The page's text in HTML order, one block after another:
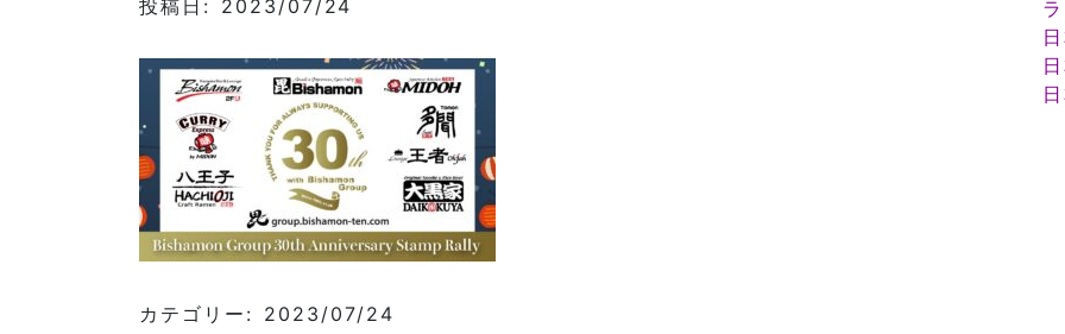
投稿日: 2023/07/24
カテゴリー: 2023/07/24